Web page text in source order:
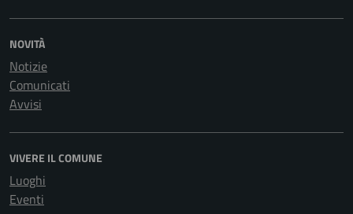
NOVITÀ
Notizie
Comunicati
Avvisi
VIVERE IL COMUNE
Luoghi
Eventi